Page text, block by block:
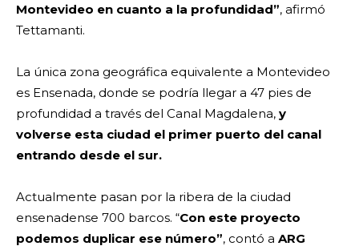
Montevideo en cuanto a la profundidad”, afirmó
Tettamanti.
La única zona geográfica equivalente a Montevideo
es Ensenada, donde se podría llegar a 47 pies de
profundidad a través del Canal Magdalena, y
volverse esta ciudad el primer puerto del canal
entrando desde el sur.
Actualmente pasan por la ribera de la ciudad
ensenadense 700 barcos. “Con este proyecto
podemos duplicar ese número”, contó a ARG